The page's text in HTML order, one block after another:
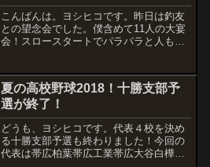
こんばんは。ヨシヒコです。昨日は釣友
との望念会でした。僕含めて11人の大宴
会！スロースタートでパラパラと人も増
していた展開になりますよね（笑）ユウ
イチの一人舞台！なんせ...
夏の高校野球2018！十勝支部予
選が終了！
どうも、ヨシヒコです。代表４校を決め
る十勝支部予選も終わりました！今回の
代表は帯広柏葉帯広工業帯広大谷白樺学